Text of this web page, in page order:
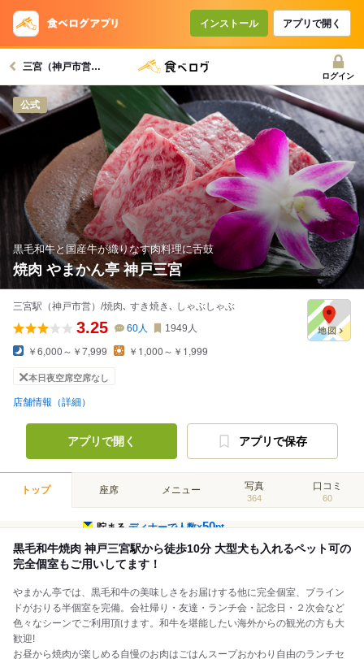
インストール アプリで開く
三宮（神戸市営）駅グルメへ
ログイン
公式
黒毛和牛と国産牛が織りなす肉料理に舌鼓
焼肉 やまかん亭 神戸三宮
三宮駅（神戸市営）/焼肉､ すき焼き､ しゃぶしゃぶ
3.25 60人 1949 人
￥6,000～￥7,999 ￥1,000～￥1,999
本日夜空席空席なし
店舗情報（詳細）
アプリで開く アプリで保存
トップ 座席 メニュー 写真
364
口コミ
60
貯まるディナーで人数×50pt
黒毛和牛焼肉 神戸三宮駅から徒歩10分 大型犬も入れるペット可の
完全個室もご用いしてます！
やまかん亭では、黒毛和牛の美味しさをお届けする他に完全個室、ブライン
ドがおりる半個室を完備。会社帰り・友達・ランチ会・記念日・２次会など
色々なシーンでご利用頂けます。和牛を堪能したい海外からの観光の方も大
歓迎!
お昼から焼肉が楽しめる自慢のお肉はごはんスープおかわり自由のランチセ
コースで使えるクーポン
戻る
クーポンを利用せず予約する